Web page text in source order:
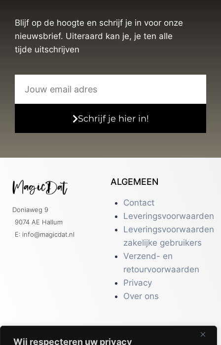
Wij respecteren uw privacy
Blijf op de hoogte en schrijf je in voor onze
nieuwsbrief. Uiteraard kan je, je ten alle
tijde uitschrijven
Schrijf je hier in!
Doniaweg 9
9074 AE Hallum
E: info@magicdat.nl
ALGEMEEN
Contact
Leveringsvoorwaarden
Leveringsvoorwaarden
zakelijke gebruikers
Verzend- en
retourvoorwaarden
Privacy
Over ons